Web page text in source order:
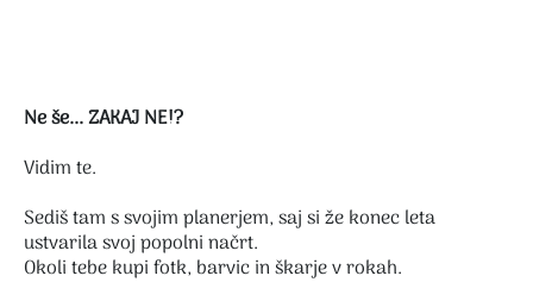
Ne še... ZAKAJ NE!?
Vidim te.
Sediš tam s svojim planerjem, saj si že konec leta
ustvarila svoj popolni načrt.
Okoli tebe kupi fotk, barvic in škarje v rokah.